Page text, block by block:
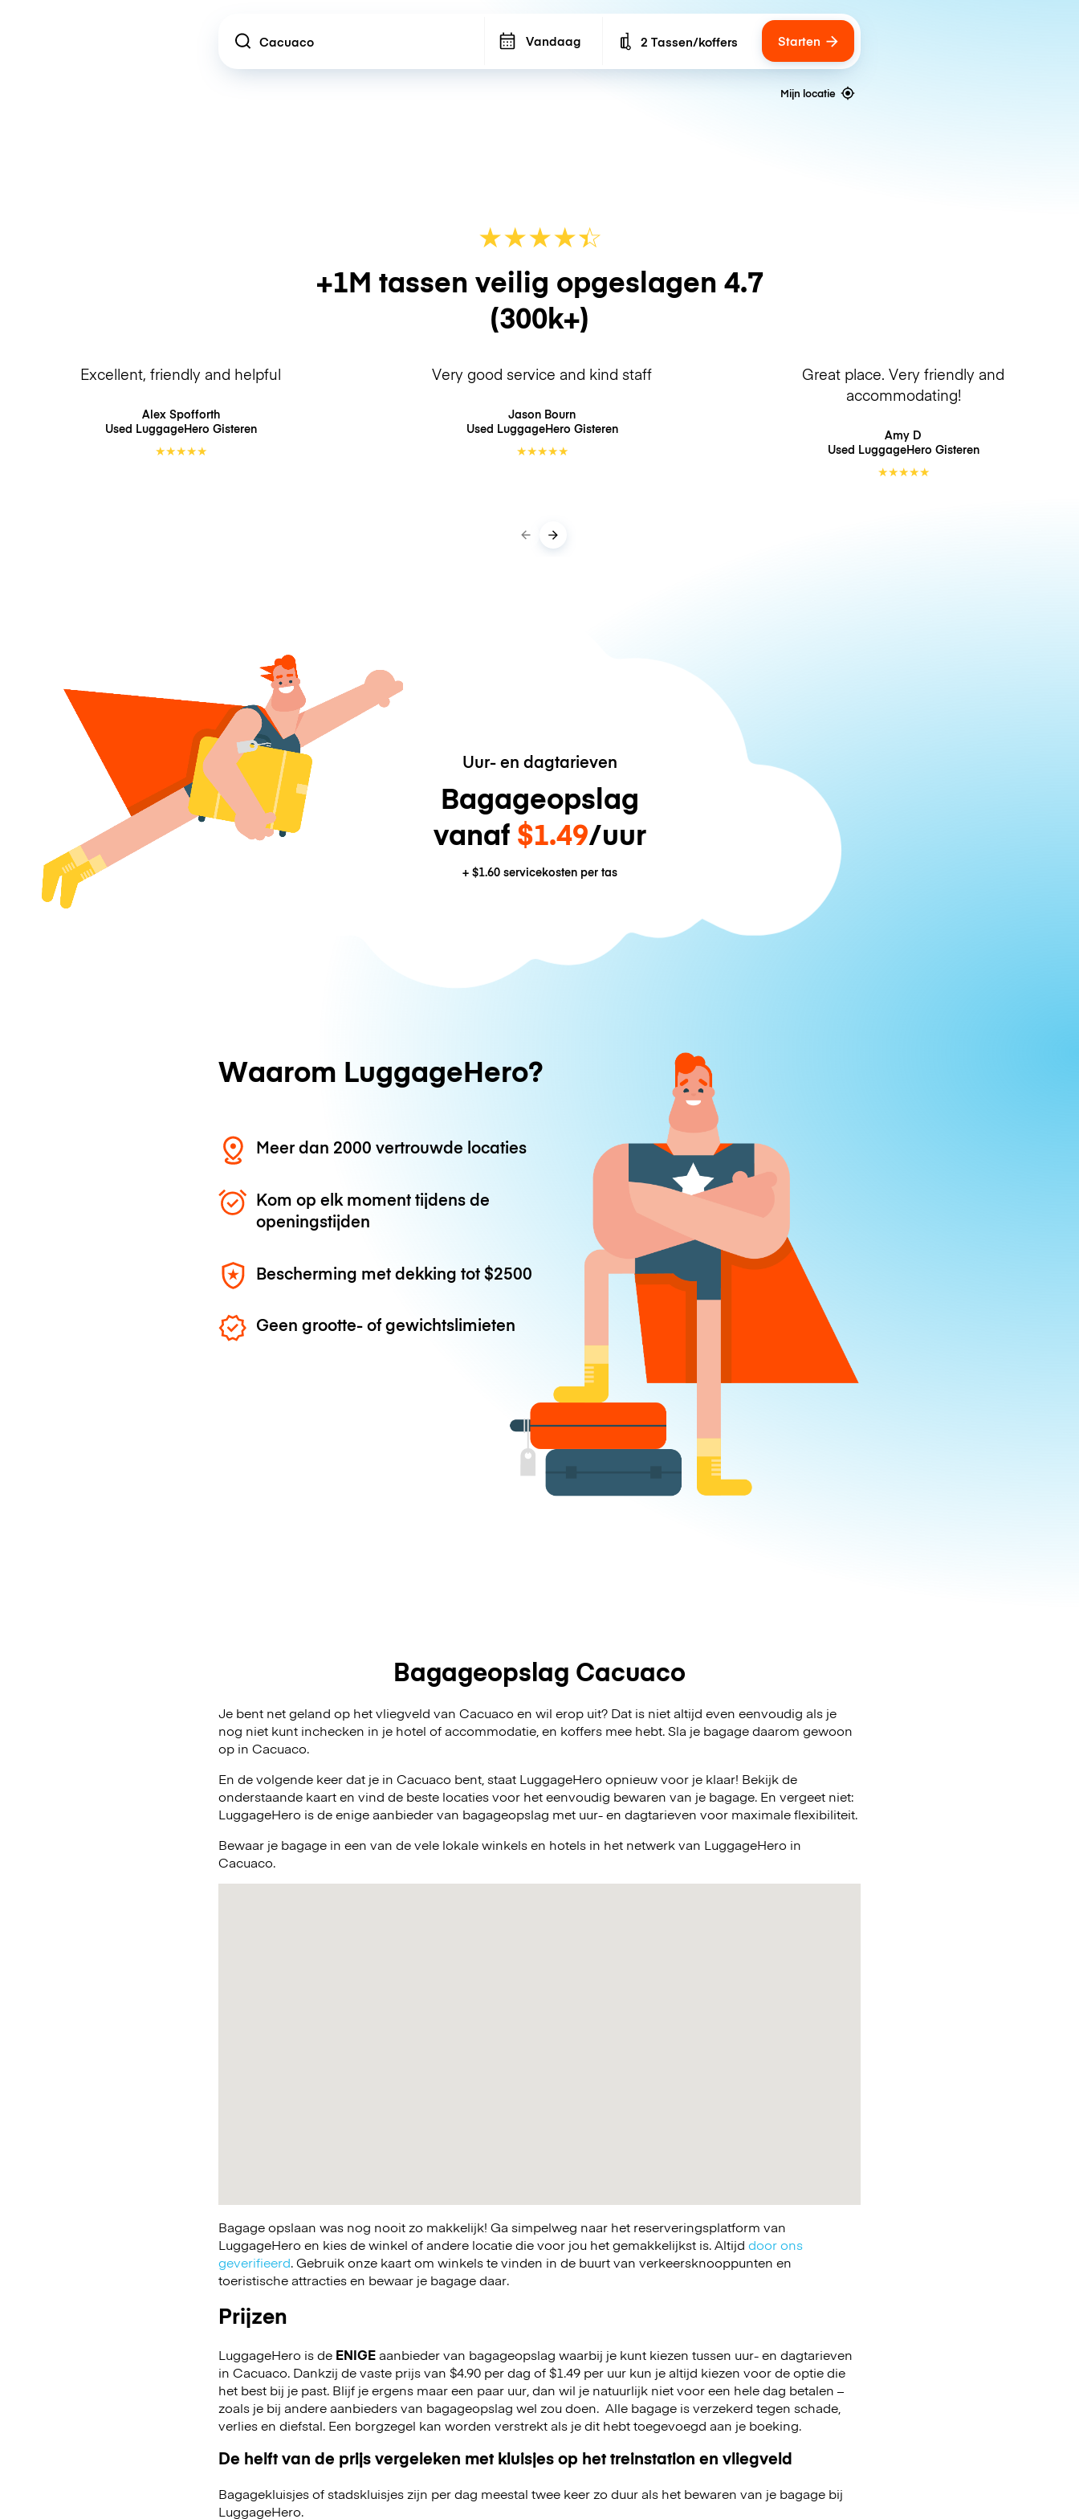
Location Vandaag Number of bags
2 Tassen/koffers Starten
Mijn locatie
★★★★☆
★
+1M tassen veilig opgeslagen 4.7
(300k+)
Excellent, friendly and helpful
Alex Spofforth
Used LuggageHero Gisteren
★★★★★
Very good service and kind staff
Jason Bourn
Used LuggageHero Gisteren
★★★★★
Great place. Very friendly and
accommodating!
Amy D
Used LuggageHero Gisteren
★★★★★
Uur- en dagtarieven
Bagageopslag
vanaf $1.49/uur
+ $1.60servicekosten per tas
Waarom LuggageHero?
Meer dan 2000 vertrouwde locaties
Kom op elk moment tijdens de
openingstijden
Bescherming met dekking tot$2500
Geen grootte- of gewichtslimieten
Bagageopslag Cacuaco
Je bent net geland op het vliegveld van Cacuaco en wil erop uit? Dat is niet altijd even eenvoudig als je
nog niet kunt inchecken in je hotel of accommodatie, en koffers mee hebt. Sla je bagage daarom gewoon
op in Cacuaco.
En de volgende keer dat je in Cacuaco bent, staat LuggageHero opnieuw voor je klaar! Bekijk de
onderstaande kaart en vind de beste locaties voor het eenvoudig bewaren van je bagage. En vergeet niet:
LuggageHero is de enige aanbieder van bagageopslag met uur- en dagtarieven voor maximale flexibiliteit.
Bewaar je bagage in een van de vele lokale winkels en hotels in het netwerk van LuggageHero in
Cacuaco.
Bagage opslaan was nog nooit zo makkelijk! Ga simpelweg naar het reserveringsplatform van
LuggageHero en kies de winkel of andere locatie die voor jou het gemakkelijkst is. Altijd door ons
geverifieerd. Gebruik onze kaart om winkels te vinden in de buurt van verkeersknooppunten en
toeristische attracties en bewaar je bagage daar.
Prijzen
LuggageHero is de ENIGEaanbieder van bagageopslag waarbij je kunt kiezen tussen uur- en dagtarieven
in Cacuaco. Dankzij de vaste prijs van $4.90 per dag of $1.49 per uur kun je altijd kiezen voor de optie die
het best bij je past. Blijf je ergens maar een paar uur, dan wil je natuurlijk niet voor een hele dag betalen –
zoals je bij andere aanbieders van bagageopslag wel zou doen. Alle bagage is verzekerd tegen schade,
verlies en diefstal. Een borgzegel kan worden verstrekt als je dit hebt toegevoegd aan je boeking.
De helft van de prijs vergeleken met kluisjes op het treinstation en vliegveld
Bagagekluisjes of stadskluisjes zijn per dag meestal twee keer zo duur als het bewaren van je bagage bij
LuggageHero.